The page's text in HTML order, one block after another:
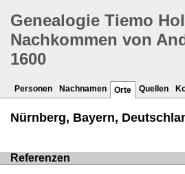
Genealogie Tiemo
Nachkommen von
1600
Personen Nachnamen Orte Quellen
Nürnberg, Bayern,
Referenzen